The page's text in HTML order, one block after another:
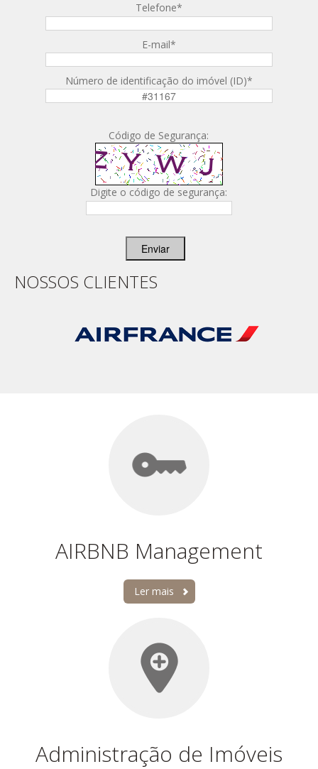
Telefone*
E-mail*
Número de identificação do imóvel (ID)*
Código de Segurança:
Digite o código de segurança:
Enviar
NOSSOS CLIENTES
AIRBNB Management
Ler mais
Administração de Imóveis